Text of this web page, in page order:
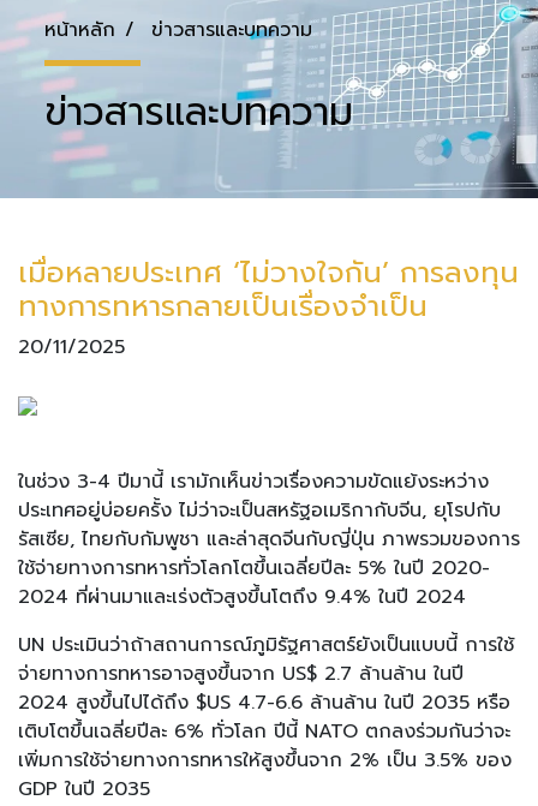
หน้าหลัก ข่าวสารและบทความ
ข่าวสารและบทความ
เมื่อหลายประเทศ ‘ไม่วางใจกัน’ การลงทุน
ทางการทหารกลายเป็นเรื่องจำเป็น
20/11/2025
ในช่วง 3-4 ปีมานี้ เรามักเห็นข่าวเรื่องความขัดแย้งระหว่าง
ประเทศอยู่บ่อยครั้ง ไม่ว่าจะเป็นสหรัฐอเมริกากับจีน, ยุโรปกับ
รัสเซีย, ไทยกับกัมพูชา และล่าสุดจีนกับญี่ปุ่น ภาพรวมของการ
ใช้จ่ายทางการทหารทั่วโลกโตขึ้นเฉลี่ยปีละ 5% ในปี 2020-
2024 ที่ผ่านมาและเร่งตัวสูงขึ้นโตถึง 9.4% ในปี 2024
UN ประเมินว่าถ้าสถานการณ์ภูมิรัฐศาสตร์ยังเป็นแบบนี้ การใช้
จ่ายทางการทหารอาจสูงขึ้นจาก US$ 2.7 ล้านล้าน ในปี
2024 สูงขึ้นไปได้ถึง $US 4.7-6.6 ล้านล้าน ในปี 2035 หรือ
เติบโตขึ้นเฉลี่ยปีละ 6% ทั่วโลก ปีนี้ NATO ตกลงร่วมกันว่าจะ
เพิ่มการใช้จ่ายทางการทหารให้สูงขึ้นจาก 2% เป็น 3.5% ของ
GDP ในปี 2035